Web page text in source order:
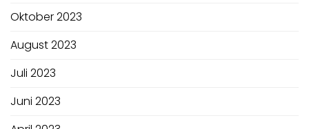
Oktober 2023
August 2023
Juli 2023
Juni 2023